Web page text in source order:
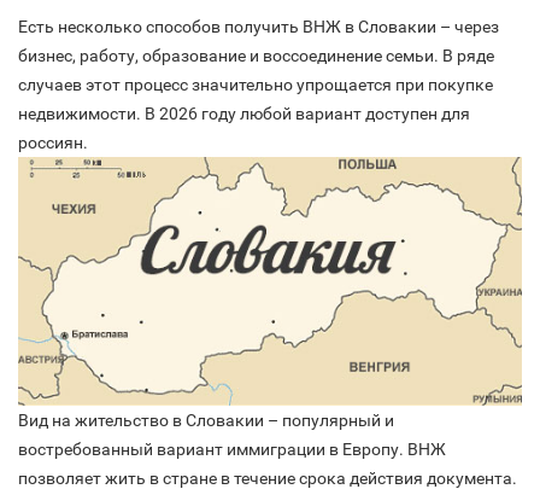
Есть несколько способов получить ВНЖ в Словакии – через
бизнес, работу, образование и воссоединение семьи. В ряде
случаев этот процесс значительно упрощается при покупке
недвижимости. В 2026 году любой вариант доступен для
россиян.
Вид на жительство в Словакии – популярный и
востребованный вариант иммиграции в Европу. ВНЖ
позволяет жить в стране в течение срока действия документа.